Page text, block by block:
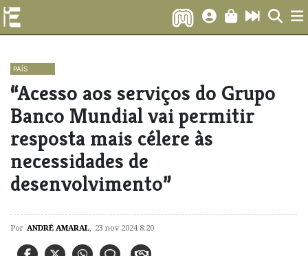
PAÍS
“Acesso aos serviços do Grupo
Banco Mundial vai permitir
resposta mais célere às
necessidades de
desenvolvimento”
Por ANDRÉ AMARAL, 23 nov 2024 8:20